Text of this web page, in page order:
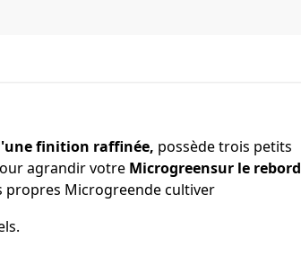
finition raffinée, possède trois petits
agrandir votre Microgreensur le rebord
propres Microgreende cultiver